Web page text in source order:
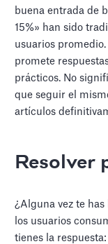
buena entrada de
15%» han sido
usuarios
promete
prácticos. No
que seguir el
artículos
Resolver
¿Alguna vez te
los usuarios
tienes la